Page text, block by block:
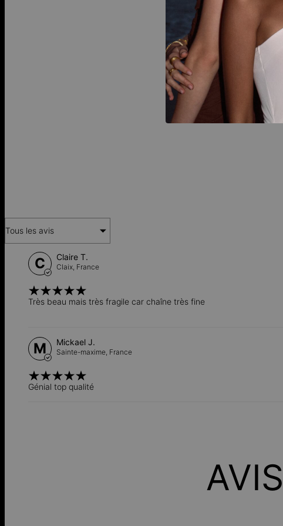
Tous les avis
C Claire T.
Claix, France
Très beau mais très fragile car chaîne très fine
M Mickael J.
Sainte-maxime, France
Génial top qualité